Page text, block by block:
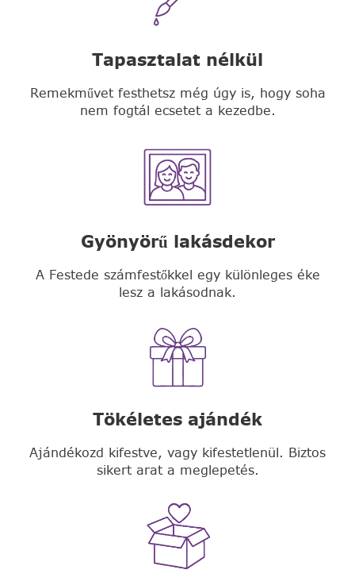
Tapasztalat nélkül
Remekművet festhetsz még úgy is, hogy soha
nem fogtál ecsetet a kezedbe.
Gyönyörű lakásdekor
A Festede számfestőkkel egy különleges éke
lesz a lakásodnak.
Tökéletes ajándék
Ajándékozd kifestve, vagy kifestetlenül. Biztos
sikert arat a meglepetés.